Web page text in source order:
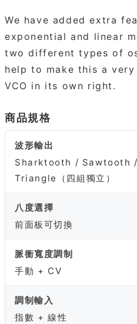
We have added extra
exponential and linear
two different types of
help to make this a
VCO in its own right.
商品規格
波形輸出
Sharktooth / Sawtooth
Triangle（四組獨立）
八度選擇
前面板可切換
脈衝寬度調制
手動 + CV
調制輸入
指數 + 線性